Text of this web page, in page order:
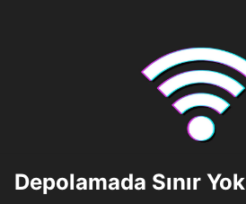
Depolamada Sınır Yok